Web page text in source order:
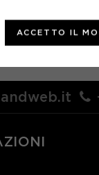
ACCETTO IL